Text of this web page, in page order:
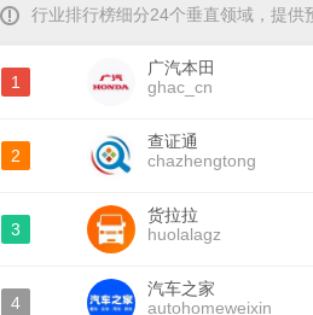
行业排行榜细分24个垂直领域，提供
1
广汽本田
ghac_cn
2
查证通
chazhengtong
3
货拉拉
huolalagz
4
汽车之家
autohomeweixin